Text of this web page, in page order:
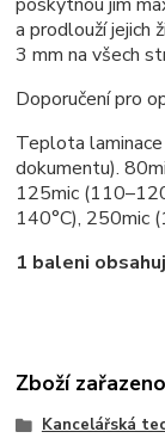
poskytnou jim
a prodlouží jejich
3 mm na všech
Doporučení pro
Teplota
dokumentu).
125mic
140°C), 250mic
1 baleni
Zboží
Kancelářská